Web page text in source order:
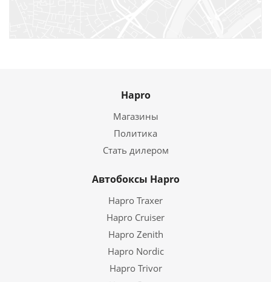
Hapro
Магазины
Политика
Стать дилером
Автобоксы Hapro
Hapro Traxer
Hapro Cruiser
Hapro Zenith
Hapro Nordic
Hapro Trivor